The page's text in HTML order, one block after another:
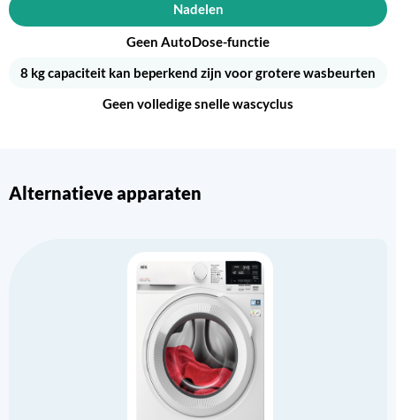
Nadelen
Geen AutoDose-functie
8 kg capaciteit kan beperkend zijn voor grotere wasbeurten
Geen volledige snelle wascyclus
Alternatieve apparaten